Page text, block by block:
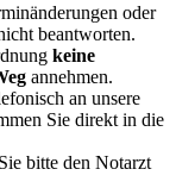
oder
beantworten.
keine
annehmen.
an unsere
Sie direkt in die
bitte den Notarzt